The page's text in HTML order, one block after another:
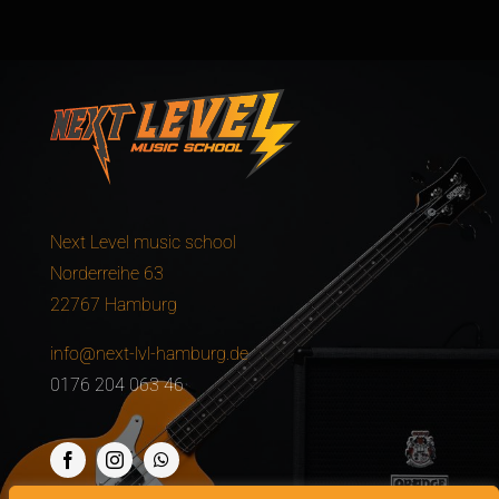
Next Level music school
Norderreihe 63
22767 Hamburg
info@next-lvl-hamburg.de
0176 204 063 46